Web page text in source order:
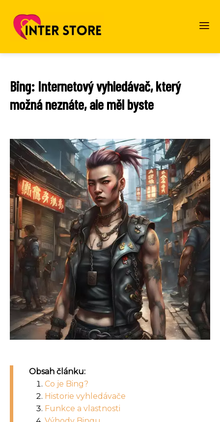
Bing: Internetový vyhledávač, který
možná neznáte, ale měl byste
Obsah článku:
Co je Bing?
Historie vyhledávače
Funkce a vlastnosti